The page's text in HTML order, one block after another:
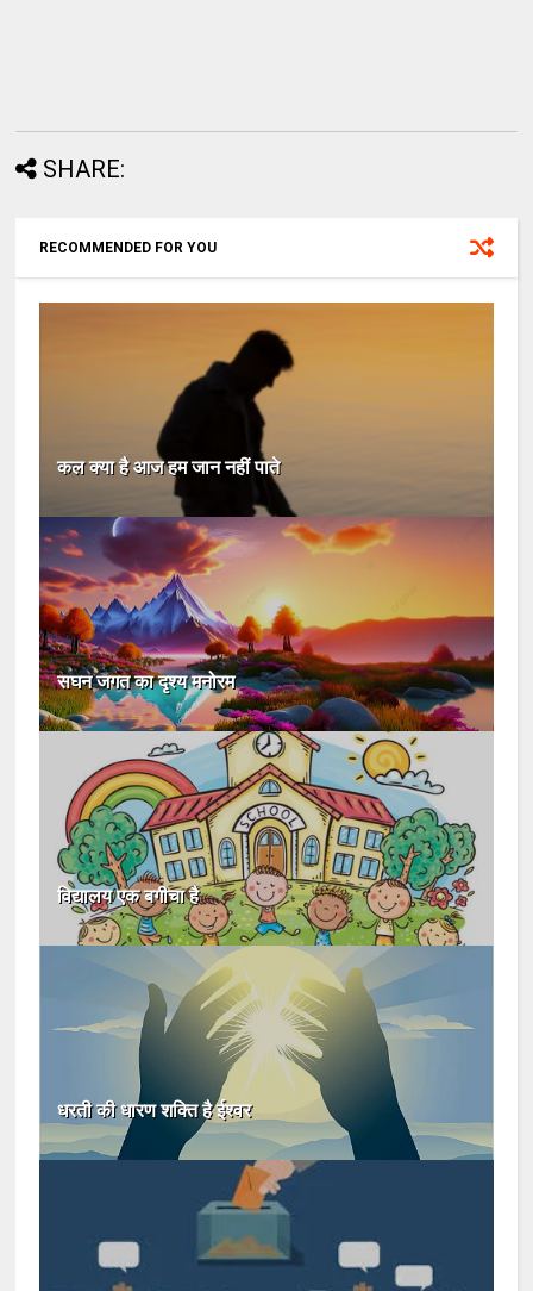
SHARE:
RECOMMENDED FOR YOU
कल क्या है आज हम जान नहीं पाते
सघन जगत का दृश्य मनोरम
विद्यालय एक बगीचा है
धरती की धारण शक्ति है ईश्वर